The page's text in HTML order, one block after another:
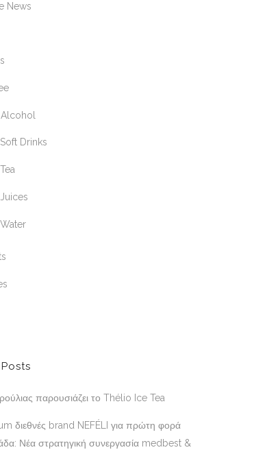
News
Soft Drinks
Tea
Juices
Water
παρουσιάζει το Thélio Ice Tea
διεθνές brand NEFÉLI για πρώτη φορά
Νέα στρατηγική συνεργασία medbest &